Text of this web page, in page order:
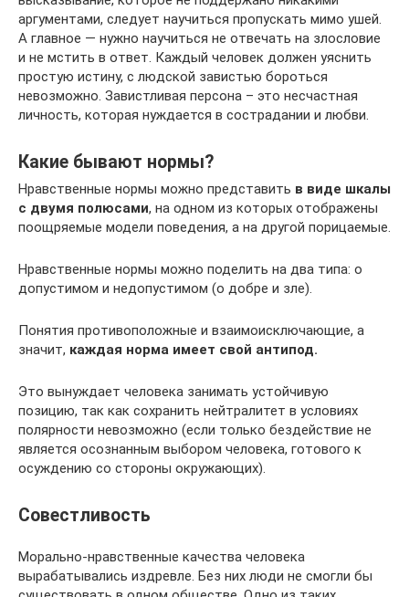
аргументами, следует научиться пропускать мимо ушей.
А главное — нужно научиться не отвечать на злословие
и не мстить в ответ. Каждый человек должен уяснить
простую истину, с людской завистью бороться
невозможно. Завистливая персона – это несчастная
личность, которая нуждается в сострадании и любви.
Какие бывают нормы?
Нравственные нормы можно представить в виде шкалы
с двумя полюсами, на одном из которых отображены
поощряемые модели поведения, а на другой порицаемые.
Нравственные нормы можно поделить на два типа: о
допустимом и недопустимом (о добре и зле).
Понятия противоположные и взаимоисключающие, а
значит, каждая норма имеет свой антипод.
Это вынуждает человека занимать устойчивую
позицию, так как сохранить нейтралитет в условиях
полярности невозможно (если только бездействие не
является осознанным выбором человека, готового к
осуждению со стороны окружающих).
Совестливость
Морально-нравственные качества человека
вырабатывались издревле. Без них люди не смогли бы